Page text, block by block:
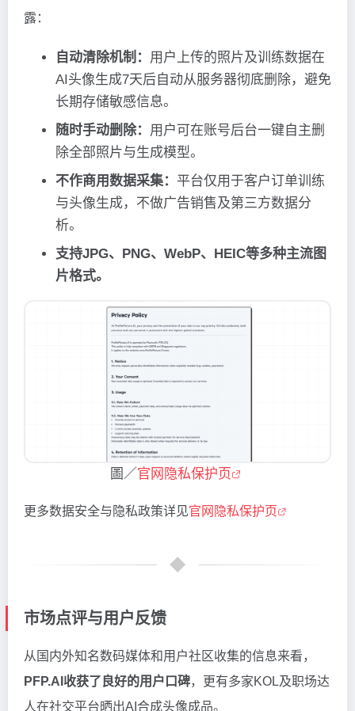
露：
自动清除机制：
用户上传的照片及训练数据在
AI头像生成7天后自动从服务器彻底删除，避免
长期存储敏感信息。
随时手动删除：
用户可在账号后台一键自主删
除全部照片与生成模型。
不作商用数据采集： 平台仅用于客户订单训练
与头像生成，不做广告销售及第三方数据分
析。
支持JPG、PNG、WebP、HEIC等多种主流图
片格式。
圖／官网隐私保护页
更多数据安全与隐私政策详见官网隐私保护页
市场点评与用户反馈
从国内外知名数码媒体和用户社区收集的信息来看，
PFP.AI收获了良好的用户口碑，更有多家KOL及职场达
人在社交平台晒出AI合成头像成品。